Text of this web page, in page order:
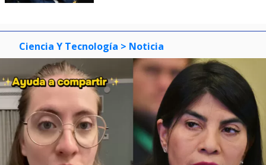
Ciencia Y Tecnología > Noticia